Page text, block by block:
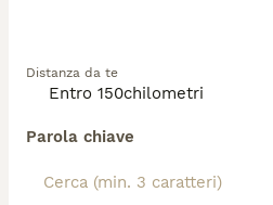
Distanza da te
Parola chiave